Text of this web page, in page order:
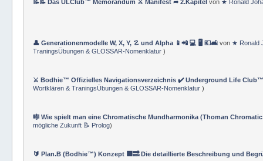
📝📝 Das ULClub™ Memorandum ⚔ Manifest ➦ 2.Kapitelvon ★ Ronald
👤 Generationenmodelle W, X, Y, ☡ und Alpha 📱📲 💻 🖥️ 💶🛋️ von ★ Ronald
TraningsÜbungen & GLOSSAR-Nomenklatur)
⚔️ Bodhie™ Offizielles Navigationsverzeichnis ✔️ Underground Life Club™
Wortklären & TraningsÜbungen & GLOSSAR-Nomenklatur)
🎼 Wie spielt man eine Chromatische Mundharmonika (Thoman
mögliche Zukunft 📝 Prolog)
🔰 Plan.B (Bodhie™) Konzept 🟪🔜 Die detaillierte Beschreibung und